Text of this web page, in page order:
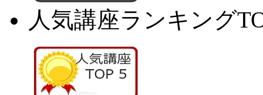
人気講座ランキング